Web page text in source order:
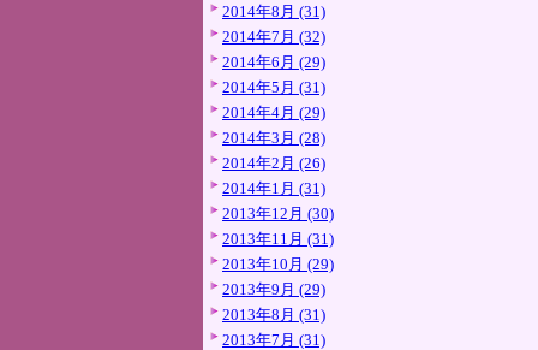
2014年8月 (31)
2014年7月 (32)
2014年6月 (29)
2014年5月 (31)
2014年4月 (29)
2014年3月 (28)
2014年2月 (26)
2014年1月 (31)
2013年12月 (30)
2013年11月 (31)
2013年10月 (29)
2013年9月 (29)
2013年8月 (31)
2013年7月 (31)